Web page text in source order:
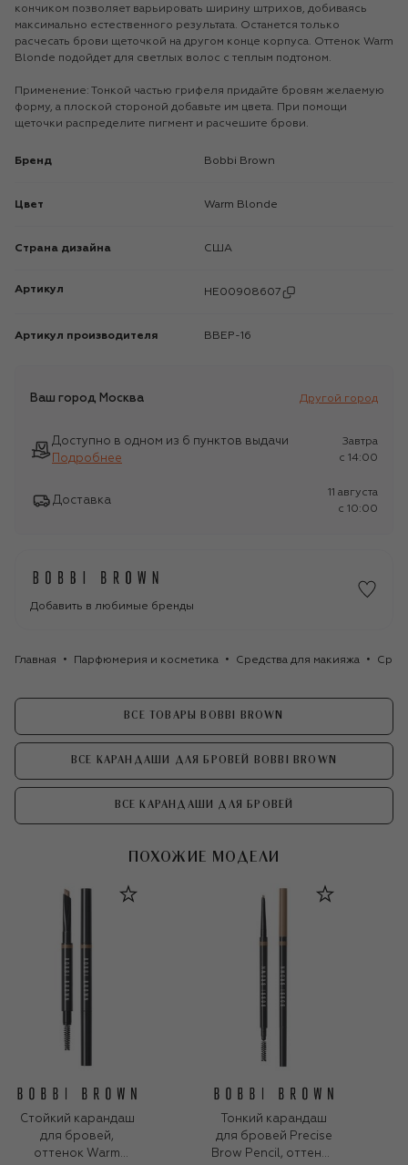
кончиком позволяет варьировать ширину штрихов, добиваясь
максимально естественного результата. Останется только
расчесать брови щеточкой на другом конце корпуса. Оттенок Warm
Blonde подойдет для светлых волос с теплым подтоном.
Применение: Тонкой частью грифеля придайте бровям желаемую
форму, а плоской стороной добавьте им цвета. При помощи
щеточки распределите пигмент и расчешите брови.
Бренд Bobbi Brown
Цвет Warm Blonde
Страна дизайна США
Артикул HE00908607
Артикул производителя BBEP-16
Ваш город Москва Другой город
Доступно в одном из 6 пунктов выдачи
Подробнее
Завтра
c 14:00
Доставка
11 августа
c 10:00
Добавить в любимые бренды
Главная Парфюмерия и косметика Средства для макияжа
ВСЕ ТОВАРЫ BOBBI BROWN
ВСЕ КАРАНДАШИ ДЛЯ БРОВЕЙ BOBBI BROWN
ВСЕ КАРАНДАШИ ДЛЯ БРОВЕЙ
ПОХОЖИЕ МОДЕЛИ
Стойкий карандаш
для бровей,
оттенок Warm
Тонкий карандаш
для бровей Precise
Brow Pencil, оттенок